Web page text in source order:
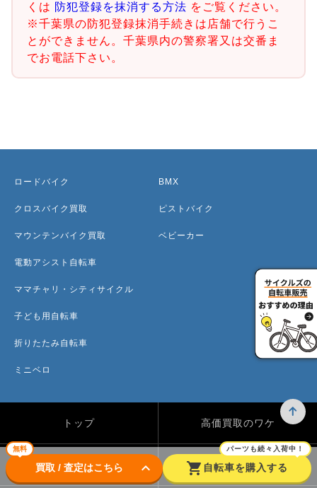
くは 防犯登録を抹消する方法 をご覧ください。
※千葉県の防犯登録抹消手続きは店舗で行うこ
とができません。千葉県内の警察署又は交番ま
でお電話下さい。
無料
買取 / 査定はこちら keyboard_arrow_down shopping_cart
パーツも続々入荷中！
自転車を購入する
ロードバイク
クロスバイク買取
マウンテンバイク買取
電動アシスト自転車
ママチャリ・シティサイクル
子ども用自転車
折りたたみ自転車
ミニベロ
BMX
ピストバイク
ベビーカー
トップ 高価買取のワケ
買取方法 買取カテゴリー